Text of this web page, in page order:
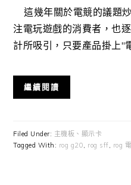
這幾年關於電競的議題
注電玩遊戲的消費者，也
計所吸引，只要產品掛上"電
繼續閱讀
Filed Under: 主機板、顯示卡
Tagged With: rog g20, rog sff, rog